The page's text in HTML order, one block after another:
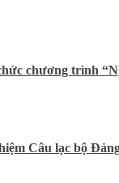
chương trình
Câu lạc bộ